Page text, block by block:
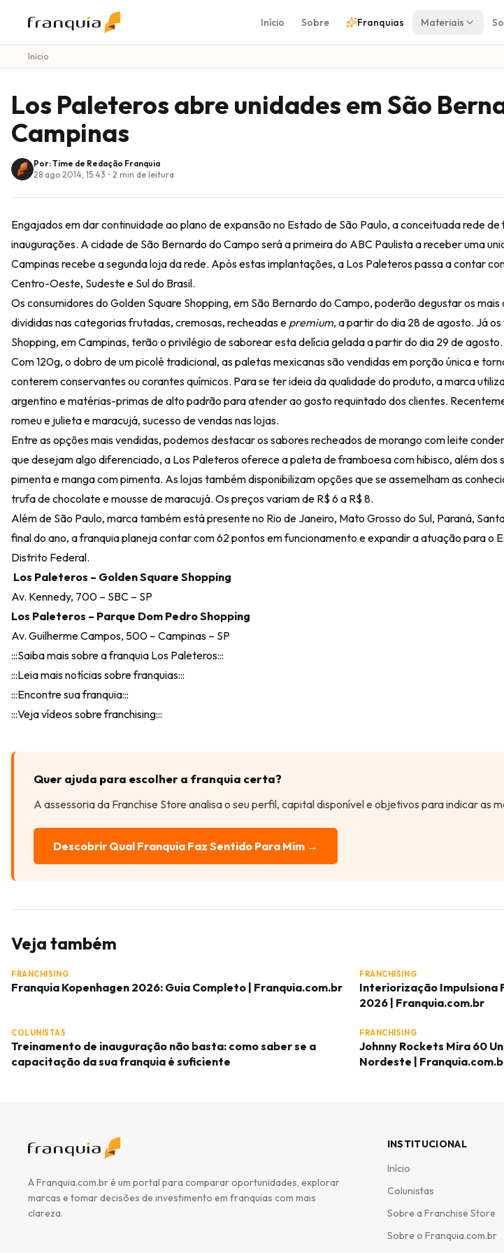
Início Sobre Franquias Materiais
Início
Los Paleteros abre unidades em São
Campinas
Por: Time de Redação Franquia
28 ago 2014, 15:43 • 2 min de leitura
Engajados em dar continuidade ao plano de expansão no Estado de São Paulo, a conceituada rede
inaugurações. A cidade de São Bernardo do Campo será a primeira do ABC Paulista a receber uma
Campinas recebe a segunda loja da rede. Após estas implantações, a Los Paleteros passa a contar
Centro-Oeste, Sudeste e Sul do Brasil.
Os consumidores do Golden Square Shopping, em São Bernardo do Campo, poderão degustar os
divididas nas categorias frutadas, cremosas, recheadas e premium, a partir do dia 28 de agosto. Já
Shopping, em Campinas, terão o privilégio de saborear esta delícia gelada a partir do dia 29 de agosto.
Com 120g, o dobro de um picolé tradicional, as paletas mexicanas são vendidas em porção única e
conterem conservantes ou corantes químicos. Para se ter ideia da qualidade do produto, a marca
argentino e matérias-primas de alto padrão para atender ao gosto requintado dos clientes.
romeu e julieta e maracujá, sucesso de vendas nas lojas.
Entre as opções mais vendidas, podemos destacar os sabores recheados de morango com leite
que desejam algo diferenciado, a Los Paleteros oferece a paleta de framboesa com hibisco, além
pimenta e manga com pimenta. As lojas também disponibilizam opções que se assemelham as
trufa de chocolate e mousse de maracujá. Os preços variam de R$ 6 a R$ 8.
Além de São Paulo, marca também está presente no Rio de Janeiro, Mato Grosso do Sul, Paraná,
final do ano, a franquia planeja contar com 62 pontos em funcionamento e expandir a atuação para o
Distrito Federal.
Los Paleteros – Golden Square Shopping
Av. Kennedy, 700 – SBC – SP
Los Paleteros – Parque Dom Pedro Shopping
Av. Guilherme Campos, 500 – Campinas – SP
:::Saiba mais sobre a franquia Los Paleteros:::
:::Leia mais notícias sobre franquias:::
:::Encontre sua franquia:::
:::Veja vídeos sobre franchising:::
Quer ajuda para escolher a franquia certa?
A assessoria da Franchise Store analisa o seu perfil, capital disponível e objetivos para indicar as
Descobrir Qual Franquia Faz Sentido Para Mim →
Veja também
FRANCHISING
Franquia Kopenhagen 2026: Guia Completo | Franquia.com.br
FRANCHISING
Interiorização Impulsiona
2026 | Franquia.com.br
COLUNISTAS
Treinamento de inauguração não basta: como saber se a
capacitação da sua franquia é suficiente
FRANCHISING
Johnny Rockets Mira 60
Nordeste |
A Franquia.com.br é um portal para comparar oportunidades, explorar
marcas e tomar decisões de investimento em franquias com mais
clareza.
INSTITUCIONAL
Início
Colunistas
Sobre a Franchise Store
Sobre o Franquia.com.br